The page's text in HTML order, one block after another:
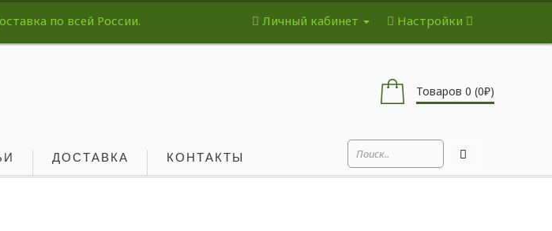
Личный кабинет Настройки
по всей России.
Товаров 0 (0₽)
ДОСТАВКА КОНТАКТЫ